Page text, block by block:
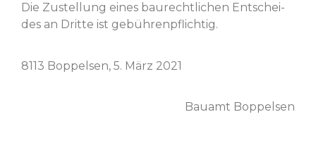
Die Zustel­lung eines bau­rechtlichen Entschei­
des an Dritte ist gebührenpflichtig.
8113 Bop­pelsen, 5. März 2021
Bauamt Bop­pelsen